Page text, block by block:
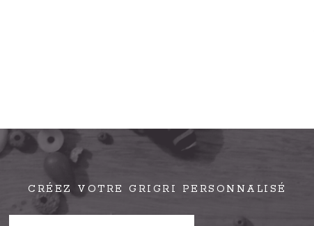
CRÉEZ VOTRE GRIGRI PERSONNALISÉ